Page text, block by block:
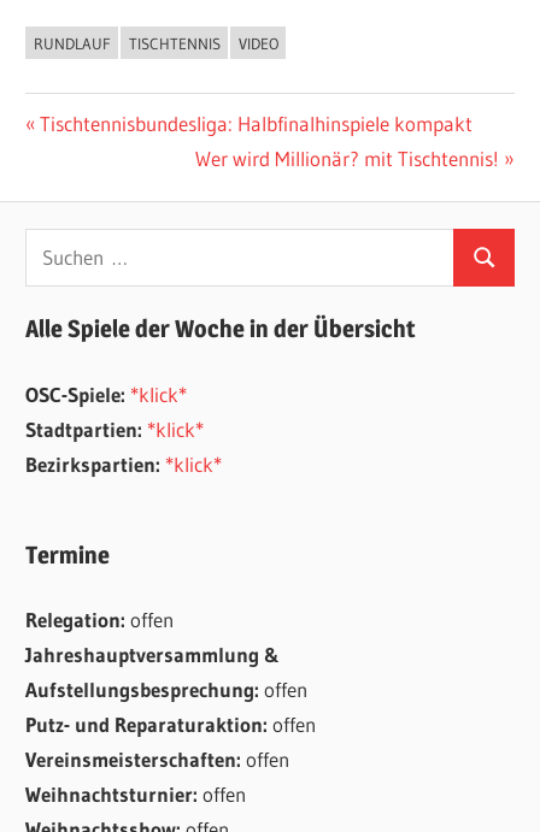
ALLGEMEIN
RUNDLAUF TISCHTENNIS VIDEO
Beitragsnavigation
Vorheriger
Tischtennisbundesliga: Halbfinalhinspiele kompakt
Nächster
Wer wird Millionär? mit Tischtennis!
Suchen
nach:
Suchen
Alle Spiele der Woche in der Übersicht
OSC-Spiele: *klick*
Stadtpartien: *klick*
Bezirkspartien: *klick*
Termine
Relegation:offen
Jahreshauptversammlung &
Aufstellungsbesprechung:offen
Putz- und Reparaturaktion:offen
Vereinsmeisterschaften:offen
Weihnachtsturnier:offen